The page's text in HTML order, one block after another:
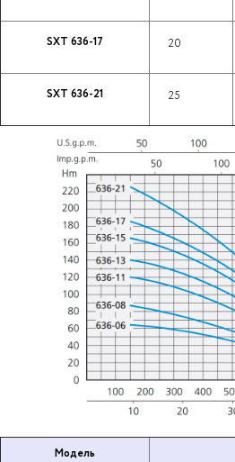
SXT 636-17 20
SXT 636-21 25
Модель